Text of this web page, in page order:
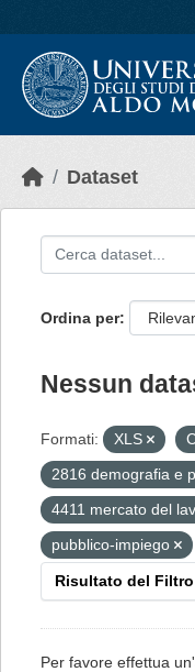
Dataset
Ordina per
Nessun
Formati: XLS
2816 demografia e
4411 mercato del
pubblico-impiego
Risultato del Filtro
Per favore effettua